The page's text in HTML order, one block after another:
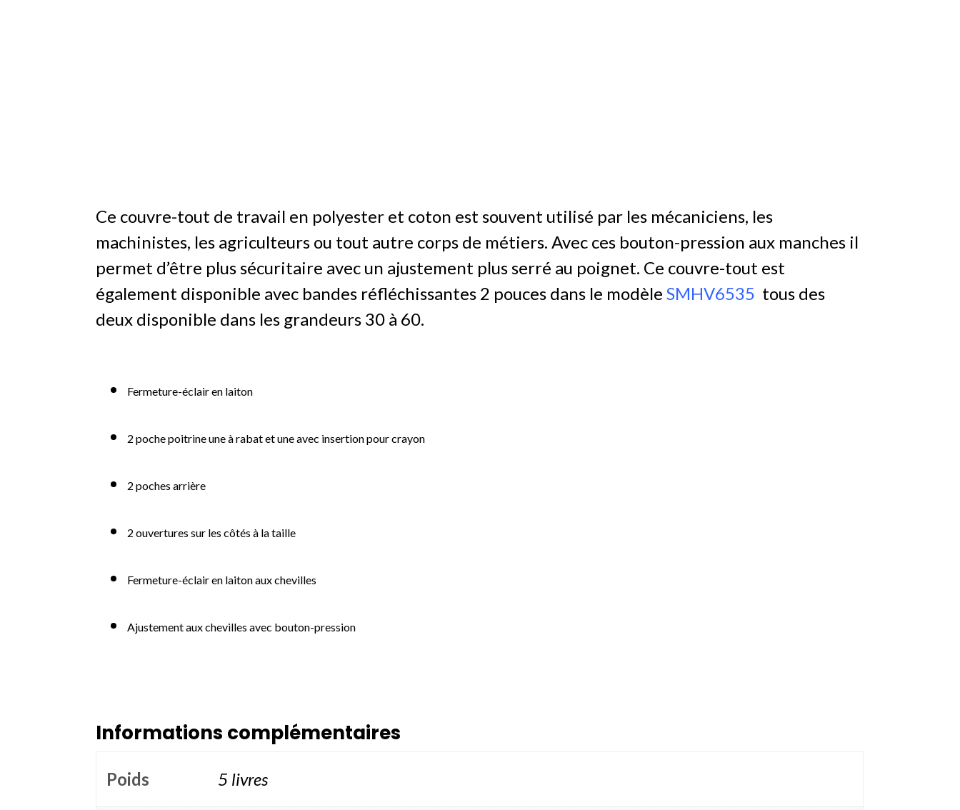
Ce couvre-tout de travail en polyester et coton est souvent utilisé par les mécaniciens, les
machinistes, les agriculteurs ou tout autre corps de métiers. Avec ces bouton-pression aux manches il
permet d’être plus sécuritaire avec un ajustement plus serré au poignet. Ce couvre-tout est
également disponible avec bandes réfléchissantes 2 pouces dans le modèleSMHV6535 tous des
deux disponible dans les grandeurs 30 à 60.
Fermeture-éclair en laiton
2 poche poitrine une à rabat et une avec insertion pour crayon
2 poches arrière
2 ouvertures sur les côtés à la taille
Fermeture-éclair en laiton aux chevilles
Ajustement aux chevilles avec bouton-pression
Informations complémentaires
Poids 5 livres